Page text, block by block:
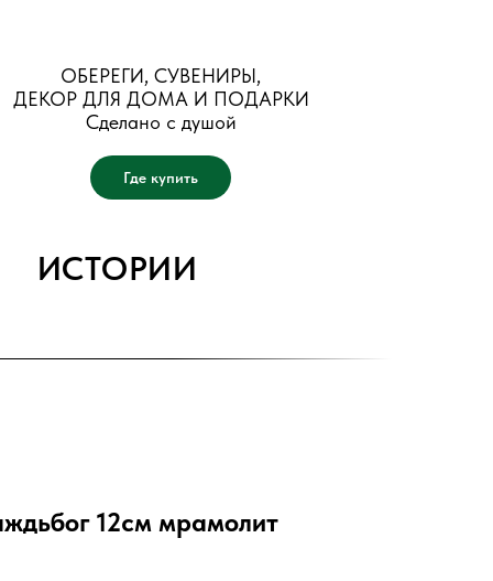
ОБЕРЕГИ, СУВЕНИРЫ,
ДЕКОР ДЛЯ ДОМА И ПОДАРКИ
Сделано с душой
Где купить
ИСТОРИИ
12см мрамолит